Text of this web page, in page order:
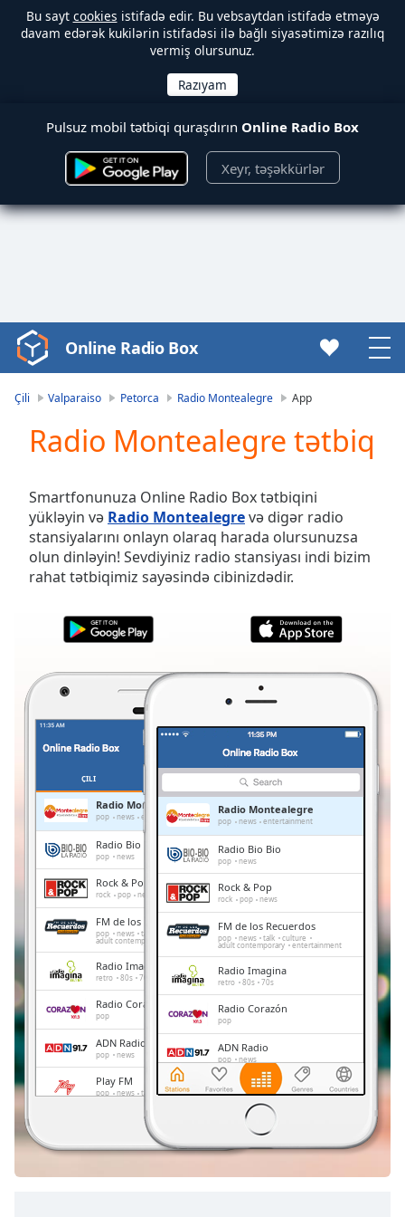
Bu sayt cookies istifadə edir. Bu vebsaytdan istifadə etməyə
davam edərək kukilərin istifadəsi ilə bağlı siyasətimizə razılıq
vermiş olursunuz.
Pulsuz mobil tətbiqi quraşdırın Online Radio Box
Xeyr, təşəkkürlər
Video
Player
Video
Skip
Backward
Skip
Forward
Mute
Current
Duration-:-
0.00%
Stream
TypeLIVE
Seek to
LIVE
Remaining
Time-
Chapters
Descriptions
descriptions
off,
Subtitles
subtitles
Online Radio Box
Çili Valparaiso Petorca Radio Montealegre App
Radio Montealegre tətbiq
Smartfonunuza Online Radio Box tətbiqini
yükləyin və Radio Montealegrevə digər radio
stansiyalarını onlayn olaraq harada olursunuzsa
olun dinləyin! Sevdiyiniz radio stansiyası indi bizim
rahat tətbiqimiz sayəsində cibinizdədir.
ÇILI
Radio Montealegre
pop news entertainment
Radio Bio Bio
pop news
Rock & Pop
rock pop news
FM de los Recuerdos
pop news talk culture
adult contemporary entertainment
Radio Imagina
retro 80s 70s
Radio Corazón
pop
ADN Radio
pop news
Play FM
pop news talk
Radio Cooperativa
Radio Montealegre
pop news entertainment
Radio Bio Bio
pop news
Rock & Pop
rock pop news
FM de los Recuerdos
pop news talk culture
adult contemporary entertainment
Radio Imagina
retro 80s 70s
Radio Corazón
pop
ADN Radio
pop news
Play FM
pop news talk
Radio Cooperativa
news